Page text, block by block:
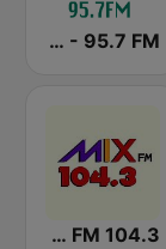
Voice of Kurdsat - 95.7 FM
Mix FM 104.3